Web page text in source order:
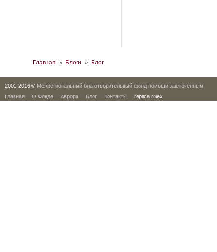
Главная » Блоги » Блог
2001-2016 © Межрегиональный благотворительный фонд помощи заключенным
Главная
О Фонде Аврора Блог Контакты replica rolex